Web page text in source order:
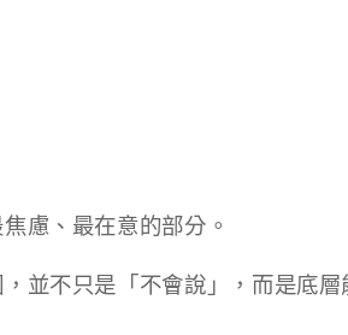
慮、最在意的部分。
並不只是「不會說」，而是底